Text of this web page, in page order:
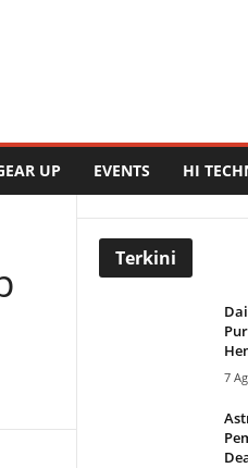
UP EVENTS HI
Terkini
7